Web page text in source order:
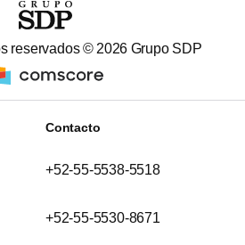
reservados © 2026 Grupo SDP
Contacto
+52-55-5538-5518
+52-55-5530-8671